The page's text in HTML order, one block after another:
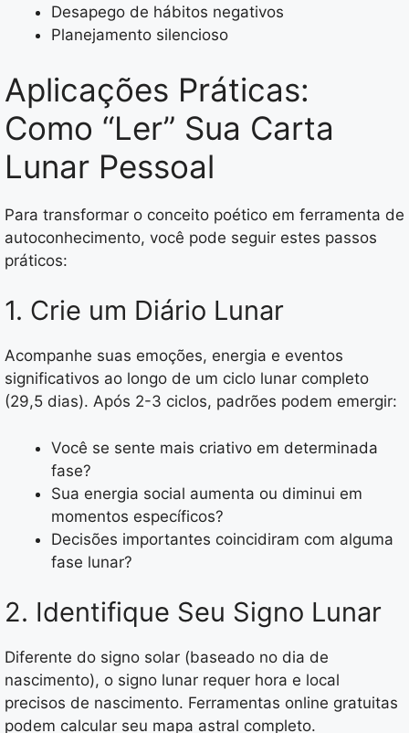
Desapego de hábitos negativos
Planejamento silencioso
Aplicações Práticas:
Como “Ler” Sua Carta
Lunar Pessoal
Para transformar o conceito poético em ferramenta de
autoconhecimento, você pode seguir estes passos
práticos:
1. Crie um Diário Lunar
Acompanhe suas emoções, energia e eventos
significativos ao longo de um ciclo lunar completo
(29,5 dias). Após 2-3 ciclos, padrões podem emergir:
Você se sente mais criativo em determinada
fase?
Sua energia social aumenta ou diminui em
momentos específicos?
Decisões importantes coincidiram com alguma
fase lunar?
2. Identifique Seu Signo Lunar
Diferente do signo solar (baseado no dia de
nascimento), o signo lunar requer hora e local
precisos de nascimento. Ferramentas online gratuitas
podem calcular seu mapa astral completo.